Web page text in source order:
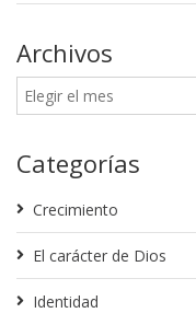
Archivos
Categorías
Crecimiento
El carácter de Dios
Identidad